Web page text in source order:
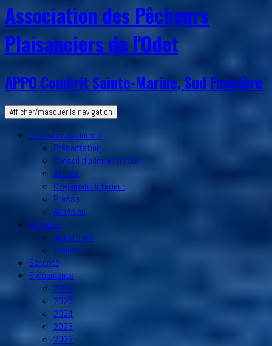
Association des Pêcheurs
Plaisanciers de l'Odet
APPO Combrit Sainte-Marine, Sud Finistère
Afficher/masquer la navigation
Qui sommes-nous ?
Présentation
Conseil d’administration
Status
Règlement intérieur
Presse
Adhésion
Activités
Animations
Ateliers
Sécurité
Evénements
2026
2025
2024
2023
2022